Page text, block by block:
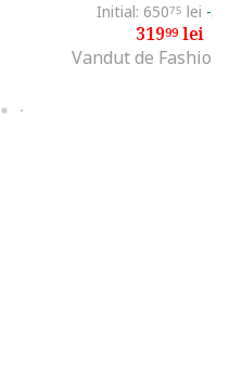
Initial: 65075 lei -
31999lei
Vandut de Fashion